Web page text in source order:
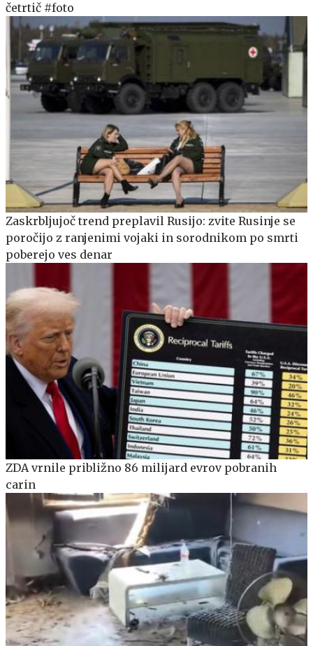
četrtič #foto
Zaskrbljujoč trend preplavil Rusijo: zvite Rusinje se
poročijo z ranjenimi vojaki in sorodnikom po smrti
poberejo ves denar
ZDA vrnile približno 86 milijard evrov pobranih
carin